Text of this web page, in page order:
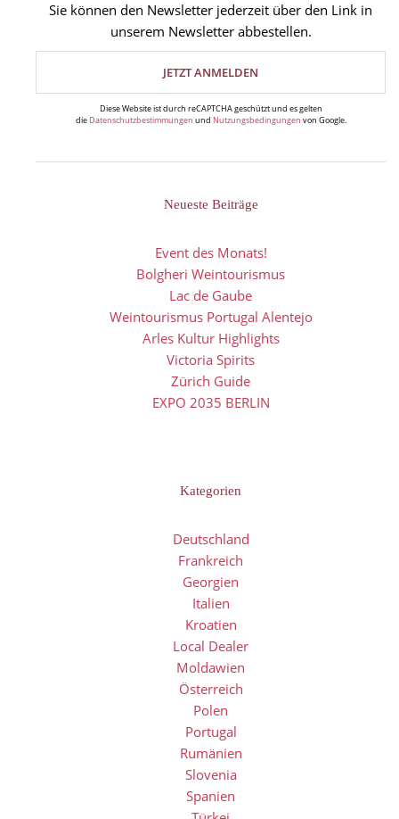
Sie können den Newsletter jederzeit über den Link in
unserem Newsletter abbestellen.
Diese Website ist durch reCAPTCHA geschützt und es gelten
die Datenschutzbestimmungen und Nutzungsbedingungen von Google.
Neueste Beiträge
Event des Monats!
Bolgheri Weintourismus
Lac de Gaube
Weintourismus Portugal Alentejo
Arles Kultur Highlights
Victoria Spirits
Zürich Guide
EXPO 2035 BERLIN
Kategorien
Deutschland
Frankreich
Georgien
Italien
Kroatien
Local Dealer
Moldawien
Österreich
Polen
Portugal
Rumänien
Slovenia
Spanien